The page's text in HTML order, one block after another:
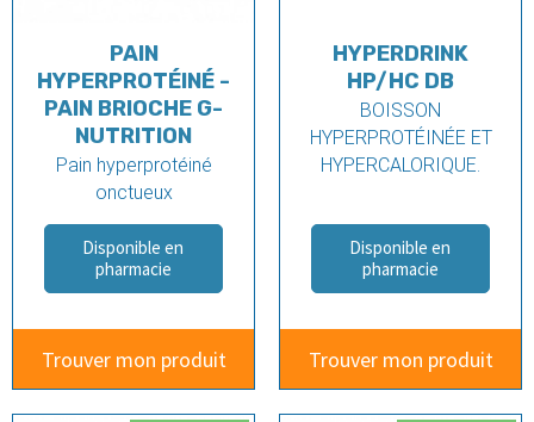
PAIN
HYPERPROTÉINÉ -
PAIN BRIOCHE G-
NUTRITION
Pain hyperprotéiné
onctueux
Disponible en
pharmacie
Trouver mon produit
HYPERDRINK
HP/HC DB
BOISSON
HYPERPROTÉINÉE ET
HYPERCALORIQUE.
Disponible en
pharmacie
Trouver mon produit